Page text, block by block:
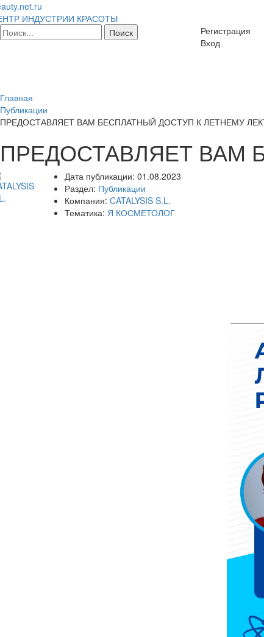
ИНДУСТРИИ КРАСОТЫ
Регистрация
Вход
Главная
Публикации
ПРЕДОСТАВЛЯЕТ ВАМ БЕСПЛАТНЫЙ ДОСТУП К ЛЕТНЕМУ
ПРЕДОСТАВЛЯЕТ ВАМ
Дата публикации: 01.08.2023
Раздел: Публикации
Компания: CATALYSIS S.L.
Тематика: Я КОСМЕТОЛОГ